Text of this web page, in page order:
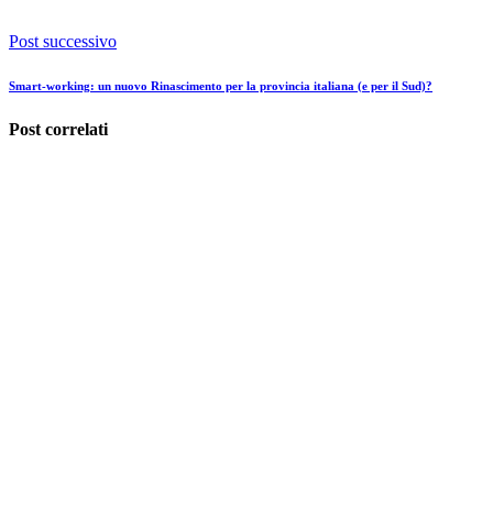
Post successivo
Smart-working: un nuovo Rinascimento per la provincia italiana (e per il Sud)?
Post correlati